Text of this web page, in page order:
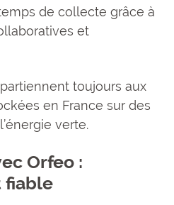
de collecte grâce à
et
toujours aux
en France sur des
verte.
Orfeo :
fiable